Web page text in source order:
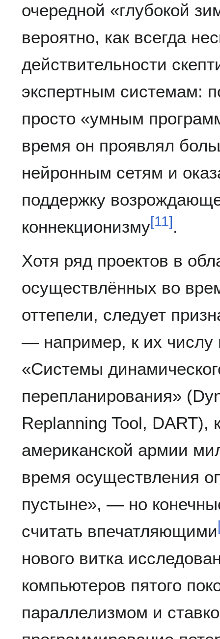
очередной «глубокой
вероятно, как всегда
действительности
экспертным системам:
просто «умным
время он проявлял
нейронным сетям и
поддержку
коннекционизму[11] .
Хотя ряд проектов в
осуществлённых во
оттепели, следует
— например, к их числу
«Системы
перепланирования»
Replanning Tool, DART),
американской армии
время осуществления
пустыне», — но
считать впечатляющими
нового витка
компьютеров пятого
параллелизмом и